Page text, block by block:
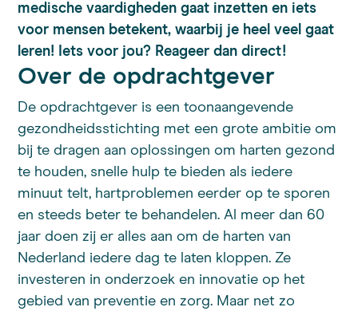
medische vaardigheden gaat inzetten en iets
voor mensen betekent, waarbij je heel veel gaat
leren! Iets voor jou? Reageer dan direct!
Over de opdrachtgever
De opdrachtgever is een toonaangevende
gezondheidsstichting met een grote ambitie om
bij te dragen aan oplossingen om harten gezond
te houden, snelle hulp te bieden als iedere
minuut telt, hartproblemen eerder op te sporen
en steeds beter te behandelen. Al meer dan 60
jaar doen zij er alles aan om de harten van
Nederland iedere dag te laten kloppen. Ze
investeren in onderzoek en innovatie op het
gebied van preventie en zorg. Maar net zo